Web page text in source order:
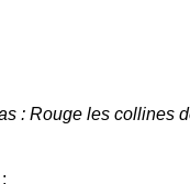
: Rouge les collines